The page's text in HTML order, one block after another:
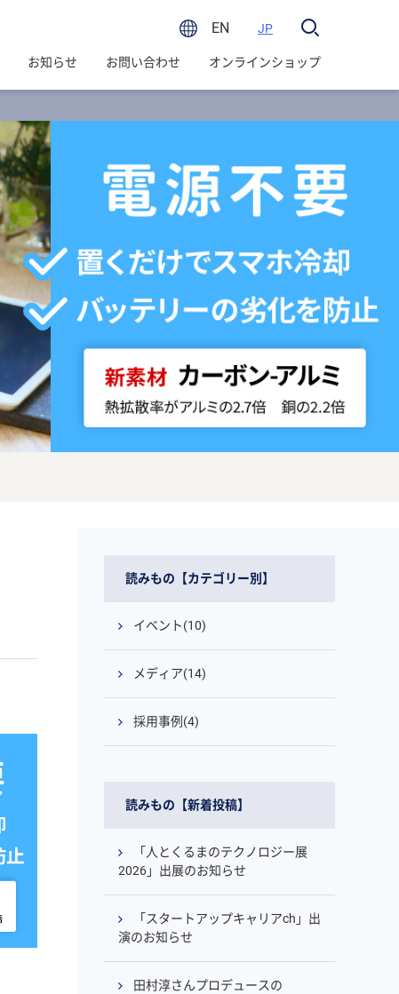
EN JP
お知らせ お問い合わせ オンラインショップ
読みもの【カテゴリー別】
イベント(10)
メディア(14)
採用事例(4)
読みもの【新着投稿】
「人とくるまのテクノロジー展
2026」出展のお知らせ
「スタートアップキャリアch」出
演のお知らせ
田村淳さんプロデュースの